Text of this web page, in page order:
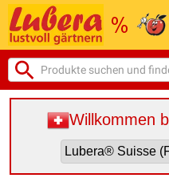
Willkommen